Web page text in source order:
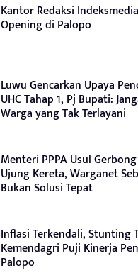
Kantor Redaksi
Opening di Palopo
Luwu Gencarkan Upaya
UHC Tahap 1, Pj Bupati:
Warga yang Tak Terlayani
Menteri PPPA Usul
Ujung Kereta, Warganet
Bukan Solusi Tepat
Inflasi Terkendali, Stunting
Kemendagri Puji Kinerja
Palopo